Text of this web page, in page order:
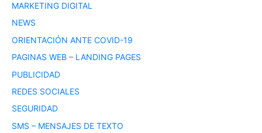
MARKETING DIGITAL
NEWS
ORIENTACIÓN ANTE COVID-19
PAGINAS WEB – LANDING PAGES
PUBLICIDAD
REDES SOCIALES
SEGURIDAD
SMS – MENSAJES DE TEXTO